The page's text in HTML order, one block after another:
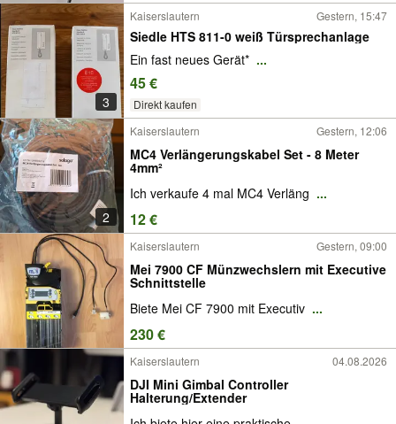
3
Kaiserslautern Gestern, 15:47
Siedle HTS 811-0 weiß Türsprechanlage
Ein fast neues Gerät* ...
45 €
Direkt kaufen
2
Kaiserslautern Gestern, 12:06
MC4 Verlängerungskabel Set - 8 Meter
4mm²
Ich verkaufe 4 mal MC4 Verläng ...
12 €
Kaiserslautern Gestern, 09:00
Mei 7900 CF Münzwechslern mit Executive
Schnittstelle
Biete Mei CF 7900 mit Executiv ...
230 €
Kaiserslautern 04.08.2026
DJI Mini Gimbal Controller
Halterung/Extender